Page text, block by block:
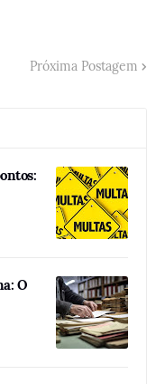
Próxima Postagem
O